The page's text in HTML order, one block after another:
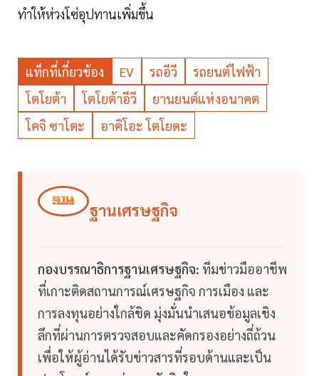
ทำให้ห่วงโซ่อุปทานเพิ่มขึ้น
แท็กที่เกี่ยวข้อง EV รถอีวี
รถยนต์ไฟฟ้า
โตโยต้า
โตโยต้าอีวี
ยานยนต์แห่งอนาคต
โคจิ ซาโตะ
อาคิโอะ โตโยดะ
ฐานเศรษฐกิจ
กองบรรณาธิการฐานเศรษฐกิจ: ทีมข่าวมืออาชีพ
ที่เกาะติดสถานการณ์เศรษฐกิจ การเมือง และ
การลงทุนอย่างใกล้ชิด มุ่งมั่นนำเสนอข้อมูลเชิง
ลึกที่ผ่านการตรวจสอบและคัดกรองอย่างถี่ถ้วน
เพื่อให้ผู้อ่านได้รับข่าวสารที่รอบด้านและเป็น